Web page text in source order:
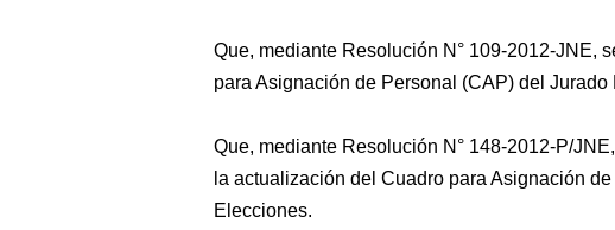
Que, mediante Resolución N° 109-2012-JNE,
para Asignación de Personal (CAP) del
Que, mediante Resolución N° 148-2012-P/
la actualización del Cuadro para Asignación
Elecciones.